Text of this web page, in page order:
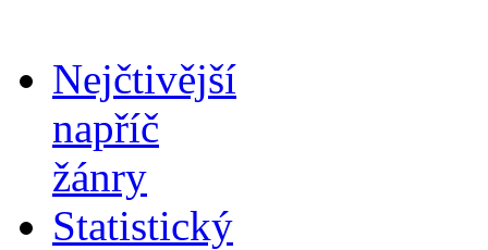
Nejčtivější
napříč
žánry
Statistický